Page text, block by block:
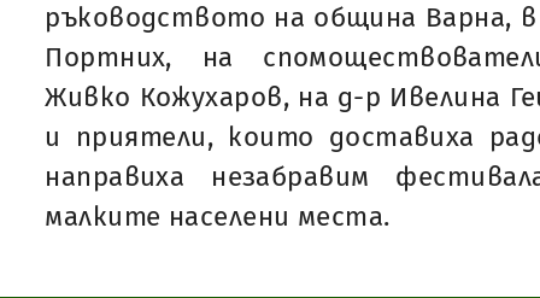
ръководството на община Варна,
Портних, на
Живко Кожухаров, на д-р Ивелина
и приятели, които доставиха
направиха незабравим
малките населени места.